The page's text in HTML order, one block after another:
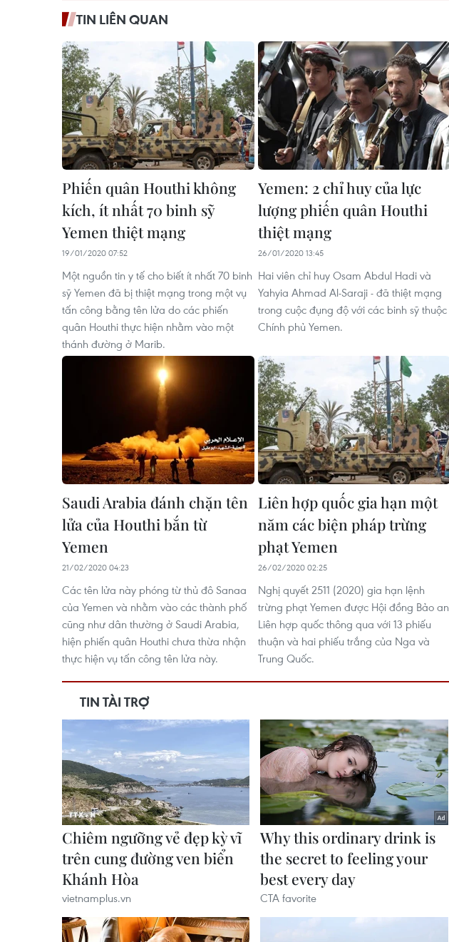
TIN LIÊN QUAN
Phiến quân Houthi không
kích, ít nhất 70 binh sỹ
Yemen thiệt mạng
19/01/2020 07:52
Một nguồn tin y tế cho biết ít nhất 70 binh
sỹ Yemen đã bị thiệt mạng trong một vụ
tấn công bằng tên lửa do các phiến
quân Houthi thực hiện nhằm vào một
thánh đường ở Marib.
Yemen: 2 chỉ huy của lực
lượng phiến quân Houthi
thiệt mạng
26/01/2020 13:45
Hai viên chỉ huy Osam Abdul Hadi và
Yahyia Ahmad Al-Saraji - đã thiệt mạng
trong cuộc đụng độ với các binh sỹ thuộc
Chính phủ Yemen.
Saudi Arabia đánh chặn tên
lửa của Houthi bắn từ
Yemen
21/02/2020 04:23
Các tên lửa này phóng từ thủ đô Sanaa
của Yemen và nhằm vào các thành phố
cũng như dân thường ở Saudi Arabia,
hiện phiến quân Houthi chưa thừa nhận
thực hiện vụ tấn công tên lửa này.
Liên hợp quốc gia hạn một
năm các biện pháp trừng
phạt Yemen
26/02/2020 02:25
Nghị quyết 2511 (2020) gia hạn lệnh
trừng phạt Yemen được Hội đồng Bảo an
Liên hợp quốc thông qua với 13 phiếu
thuận và hai phiếu trắng của Nga và
Trung Quốc.